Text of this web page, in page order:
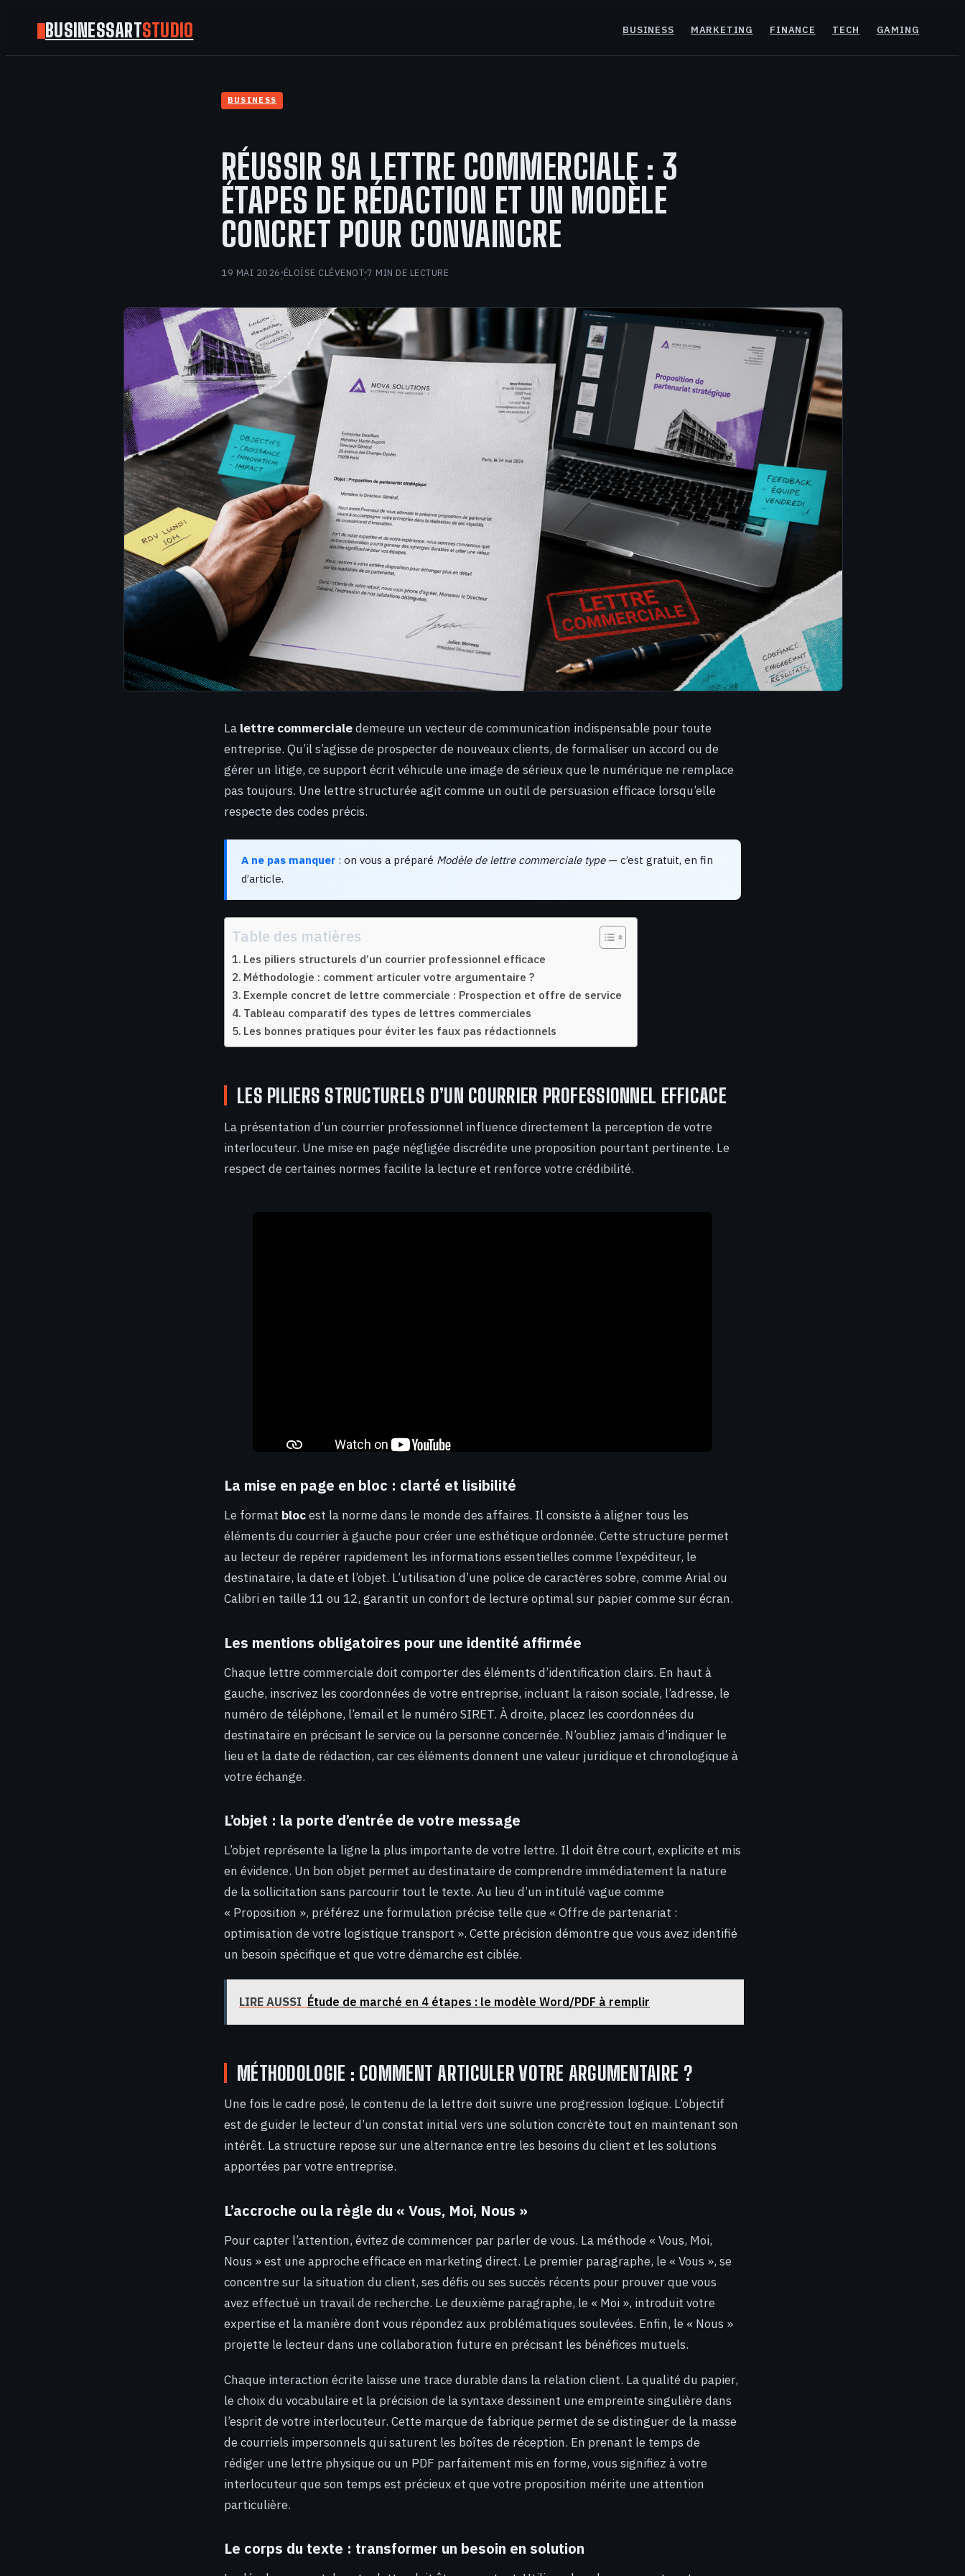
BUSINESSARTSTUDIO BUSINESS MARKETING FINANCE TECH GAMING
BUSINESS
RÉUSSIR SA LETTRE COMMERCIALE : 3
ÉTAPES DE RÉDACTION ET UN MODÈLE
CONCRET POUR CONVAINCRE
19 MAI 2026·ÉLOÏSE CLÉVENOT·7 MIN DE LECTURE
La lettre commercialedemeure un vecteur de communication indispensable pour toute
entreprise. Qu’il s’agisse de prospecter de nouveaux clients, de formaliser un accord ou de
gérer un litige, ce support écrit véhicule une image de sérieux que le numérique ne remplace
pas toujours. Une lettre structurée agit comme un outil de persuasion efficace lorsqu’elle
respecte des codes précis.
A ne pas manquer : on vous a préparé Modèle de lettre commerciale type— c’est gratuit, en fin
d’article.
Table des matières
Les piliers structurels d’un courrier professionnel efficace
Méthodologie : comment articuler votre argumentaire ?
Exemple concret de lettre commerciale : Prospection et offre de service
Tableau comparatif des types de lettres commerciales
Les bonnes pratiques pour éviter les faux pas rédactionnels
LES PILIERS STRUCTURELS D’UN COURRIER PROFESSIONNEL EFFICACE
La présentation d’un courrier professionnel influence directement la perception de votre
interlocuteur. Une mise en page négligée discrédite une proposition pourtant pertinente. Le
respect de certaines normes facilite la lecture et renforce votre crédibilité.
La mise en page en bloc : clarté et lisibilité
Le format blocest la norme dans le monde des affaires. Il consiste à aligner tous les
éléments du courrier à gauche pour créer une esthétique ordonnée. Cette structure permet
au lecteur de repérer rapidement les informations essentielles comme l’expéditeur, le
destinataire, la date et l’objet. L’utilisation d’une police de caractères sobre, comme Arial ou
Calibri en taille 11 ou 12, garantit un confort de lecture optimal sur papier comme sur écran.
Les mentions obligatoires pour une identité affirmée
Chaque lettre commerciale doit comporter des éléments d’identification clairs. En haut à
gauche, inscrivez les coordonnées de votre entreprise, incluant la raison sociale, l’adresse, le
numéro de téléphone, l’email et le numéro SIRET. À droite, placez les coordonnées du
destinataire en précisant le service ou la personne concernée. N’oubliez jamais d’indiquer le
lieu et la date de rédaction, car ces éléments donnent une valeur juridique et chronologique à
votre échange.
L’objet : la porte d’entrée de votre message
L’objet représente la ligne la plus importante de votre lettre. Il doit être court, explicite et mis
en évidence. Un bon objet permet au destinataire de comprendre immédiatement la nature
de la sollicitation sans parcourir tout le texte. Au lieu d’un intitulé vague comme
« Proposition », préférez une formulation précise telle que « Offre de partenariat :
optimisation de votre logistique transport ». Cette précision démontre que vous avez identifié
un besoin spécifique et que votre démarche est ciblée.
LIRE AUSSI Étude de marché en 4 étapes : le modèle Word/PDF à remplir
MÉTHODOLOGIE : COMMENT ARTICULER VOTRE ARGUMENTAIRE ?
Une fois le cadre posé, le contenu de la lettre doit suivre une progression logique. L’objectif
est de guider le lecteur d’un constat initial vers une solution concrète tout en maintenant son
intérêt. La structure repose sur une alternance entre les besoins du client et les solutions
apportées par votre entreprise.
L’accroche ou la règle du « Vous, Moi, Nous »
Pour capter l’attention, évitez de commencer par parler de vous. La méthode « Vous, Moi,
Nous » est une approche efficace en marketing direct. Le premier paragraphe, le « Vous », se
concentre sur la situation du client, ses défis ou ses succès récents pour prouver que vous
avez effectué un travail de recherche. Le deuxième paragraphe, le « Moi », introduit votre
expertise et la manière dont vous répondez aux problématiques soulevées. Enfin, le « Nous »
projette le lecteur dans une collaboration future en précisant les bénéfices mutuels.
Chaque interaction écrite laisse une trace durable dans la relation client. La qualité du papier,
le choix du vocabulaire et la précision de la syntaxe dessinent une empreinte singulière dans
l’esprit de votre interlocuteur. Cette marque de fabrique permet de se distinguer de la masse
de courriels impersonnels qui saturent les boîtes de réception. En prenant le temps de
rédiger une lettre physique ou un PDF parfaitement mis en forme, vous signifiez à votre
interlocuteur que son temps est précieux et que votre proposition mérite une attention
particulière.
Le corps du texte : transformer un besoin en solution